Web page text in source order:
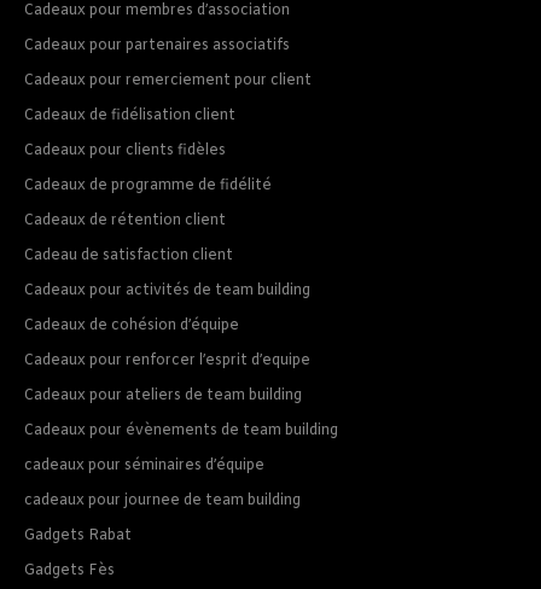
Cadeaux pour membres d’association
Cadeaux pour partenaires associatifs
Cadeaux pour remerciement pour client
Cadeaux de fidélisation client
Cadeaux pour clients fidèles
Cadeaux de programme de fidélité
Cadeaux de rétention client
Cadeau de satisfaction client
Cadeaux pour activités de team building
Cadeaux de cohésion d’équipe
Cadeaux pour renforcer l’esprit d’equipe
Cadeaux pour ateliers de team building
Cadeaux pour évènements de team building
cadeaux pour séminaires d’équipe
cadeaux pour journee de team building
Gadgets Rabat
Gadgets Fès